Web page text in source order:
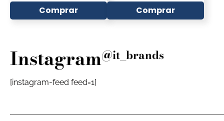
Comprar Comprar
Instagram@it_brands
[instagram-feed feed=1]